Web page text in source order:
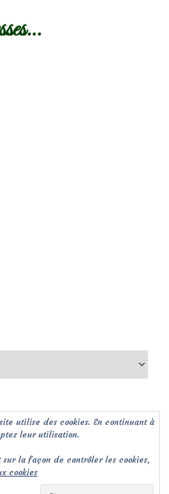
utilise des cookies. En continuant à
leur utilisation.
sur la façon de contrôler les cookies,
cookies